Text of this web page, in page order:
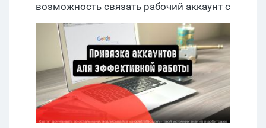
возможность связать рабочий аккаунт с
Ads Data Hub. Привязка аккаунтов
нужна для получения полезных данных
из различных источников, в том числе
Дисплей и Видео 360 и Менеджер
кампаний. Связавшим аккаунты
пользователям также доступны
специальные отчеты.